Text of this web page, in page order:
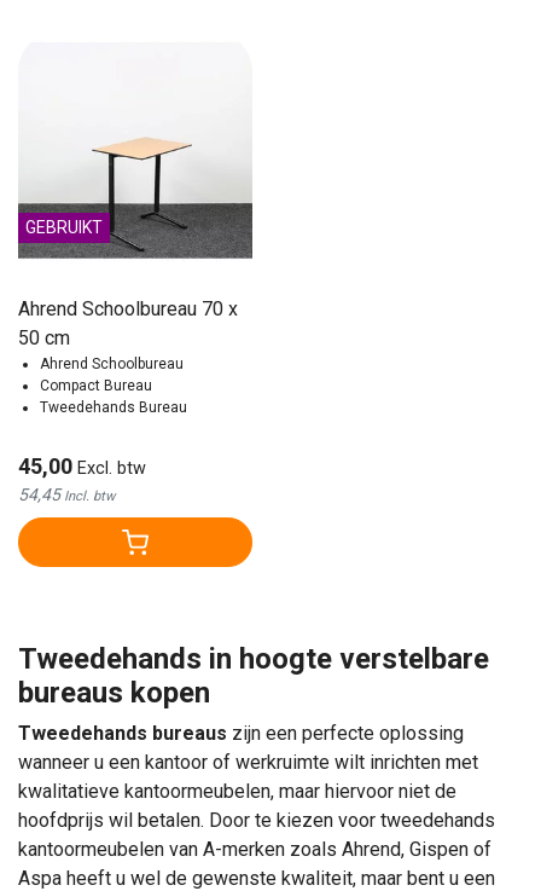
GEBRUIKT
Ahrend Schoolbureau 70 x
50 cm
Ahrend Schoolbureau
Compact Bureau
Tweedehands Bureau
45,00 Excl. btw
54,45Incl. btw
Tweedehands in hoogte verstelbare
bureaus kopen
Tweedehands bureaus zijn een perfecte oplossing
wanneer u een kantoor of werkruimte wilt inrichten met
kwalitatieve kantoormeubelen, maar hiervoor niet de
hoofdprijs wil betalen. Door te kiezen voor tweedehands
kantoormeubelen van A-merken zoals Ahrend, Gispen of
Aspa heeft u wel de gewenste kwaliteit, maar bent u een